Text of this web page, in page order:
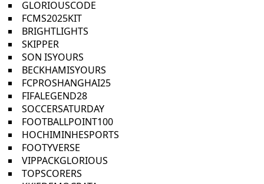
GLORIOUSCODE
FCMS2025KIT
BRIGHTLIGHTS
SKIPPER
SON ISYOURS
BECKHAMISYOURS
FCPROSHANGHAI25
FIFALEGEND28
SOCCERSATURDAY
FOOTBALLPOINT100
HOCHIMINHESPORTS
FOOTYVERSE
VIPPACKGLORIOUS
TOPSCORERS